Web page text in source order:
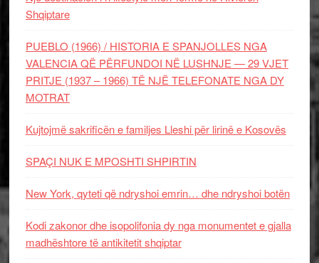
Shqiptare
PUEBLO (1966) / HISTORIA E SPANJOLLES NGA
VALENCIA QË PËRFUNDOI NË LUSHNJE — 29 VJET
PRITJE (1937 – 1966) TË NJË TELEFONATE NGA DY
MOTRAT
Kujtojmë sakrificën e familjes Lleshi për lirinë e Kosovës
SPAÇI NUK E MPOSHTI SHPIRTIN
New York, qyteti që ndryshoi emrin… dhe ndryshoi botën
Kodi zakonor dhe isopolifonia dy nga monumentet e gjalla
madhështore të antikitetit shqiptar